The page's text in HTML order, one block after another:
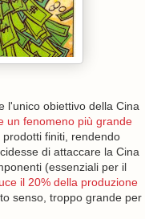
l'unico obiettivo della Cina
un fenomeno più grande
finiti, rendendo
di attaccare la Cina
(essenziali per il
il 20% della produzione
senso, troppo grande per